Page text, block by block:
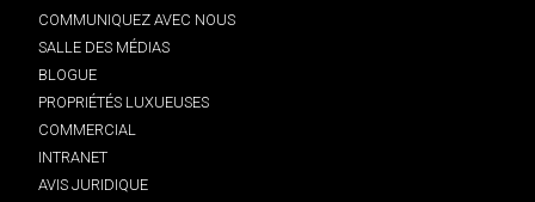
COMMUNIQUEZ AVEC NOUS
SALLE DES MÉDIAS
BLOGUE
PROPRIÉTÉS LUXUEUSES
COMMERCIAL
INTRANET
AVIS JURIDIQUE